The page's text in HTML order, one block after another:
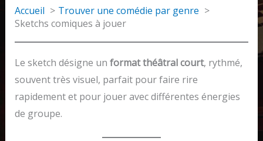
Accueil
Trouver une comédie par genre
Sketchs comiques à jouer
Le sketch désigne un format théâtral court, rythmé,
souvent très visuel, parfait pour faire rire
rapidement et pour jouer avec différentes énergies
de groupe.